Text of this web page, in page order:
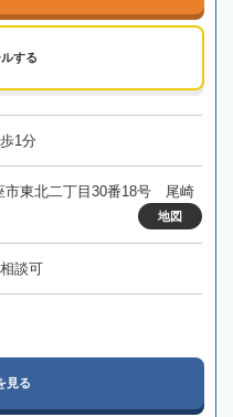
する
1分
市東北二丁目30番18号 尾崎
地図
談可
見る